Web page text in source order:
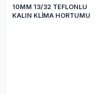
10MM 13/32 TEFLONLU
KALIN KLİMA HORTUMU